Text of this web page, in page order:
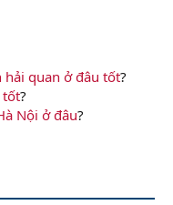
hải quan ở đâu tốt?
tốt?
Nội ở đâu?